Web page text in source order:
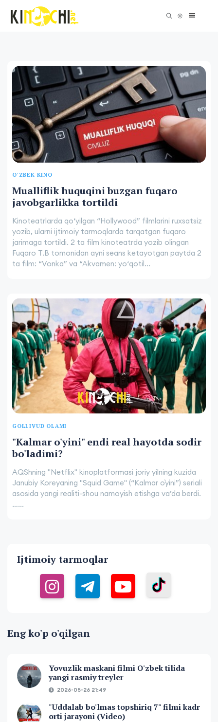
O'ZBEK KINO
Mualliflik huquqini buzgan fuqaro
javobgarlikka tortildi
Kinoteatrlarda qo‘yilgan “Hollywood” filmlarini ruxsatsiz
yozib, ularni ijtimoiy tarmoqlarda tarqatgan fuqaro
jarimaga tortildi. 2 ta film kinoteatrda yozib olingan
Fuqaro T.B tomonidan ayni seans ketayotgan paytda 2
ta film: “Vonka” va “Akvamen: yo‘qotil...
GOLLIVUD OLAMI
"Kalmar o'yini" endi real hayotda sodir
bo'ladimi?
AQShning "Netflix" kinoplatformasi joriy yilning kuzida
Janubiy Koreyaning "Squid Game" (“Kalmar o`yini”) seriali
asosida yangi realiti-shou namoyish etishga va’da berdi.
…...
Ijtimoiy tarmoqlar
Eng ko'p o'qilgan
Yovuzlik maskani filmi O'zbek tilida
yangi rasmiy treyler
2026-05-26 21:49
"Uddalab bo'lmas topshiriq 7" filmi kadr
orti jarayoni (Video)